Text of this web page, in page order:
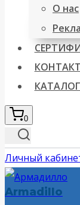
О нас
0
Личный
Armadillo